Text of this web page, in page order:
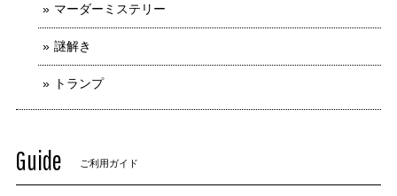
マーダーミステリー
謎解き
トランプ
Guide ご利用ガイド